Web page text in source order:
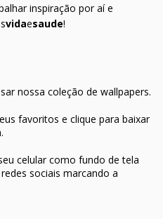
inspiração por aí e
vidaesaude!
nossa coleção de wallpapers.
favoritos e clique para baixar
celular como fundo de tela
sociais marcando a